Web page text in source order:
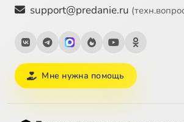
support@predanie.ru
Мне нужна помощь